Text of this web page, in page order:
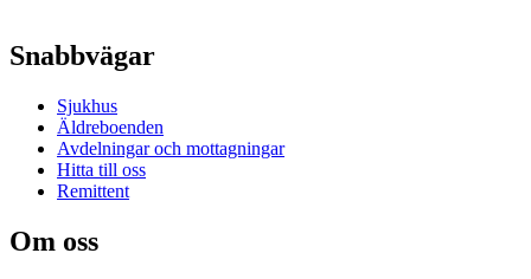
Snabbvägar
Sjukhus
Äldreboenden
Avdelningar och mottagningar
Hitta till oss
Remittent
Om oss